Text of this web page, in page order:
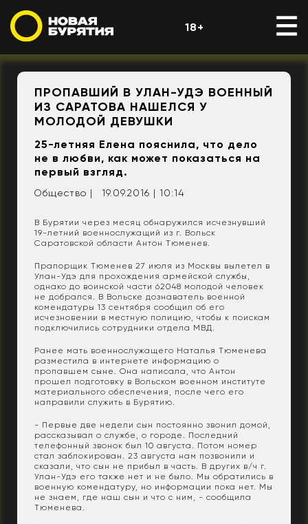
18+
ПРОПАВШИЙ В УЛАН-УДЭ ВОЕННЫЙ
ИЗ САРАТОВА НАШЕЛСЯ У
МОЛОДОЙ ДЕВУШКИ
25-летняя Елена пояснила, что дело
не в любви, как может показаться на
первый взгляд.
Общество | 19.09.2016 | 10:14
В Бурятии через месяц обнаружился исчезнувший
19-летний военнослужащий из г. Вольск
Саратовской области Антон Тюменев.
Прапорщик Тюменев 27 июля из Москвы вылетел в
Улан-Удэ для прохождения армейской службы,
однако до воинской части 62048 молодой человек
не добрался. В Вольске дознаватель военной
комендатуры 13 сентября сообщил об его
исчезновении в местную полицию, чтобы к поискам
подключились сотрудники отдела МВД.
Ранее мать военнослужащего Наталья Тюменева
разместила в интернете информацию о
пропавшем сыне. Она написала, что Антон
прошел подготовку в Вольском военном институте
материального обеспечения, после чего его
направили служить в Бурятию.
- Первые две недели сын постоянно звонил домой,
рассказывал о службе, о городе. Последний
телефонный звонок был 10 августа. Потом номер
стал заблокирован. 23 августа нам позвонили и
сказали, что сын не прибыл в часть. В других в/ч г.
Улан-Удэ его также нет и не было. Мы обратились в
военную комендатуру, но информации пока нет. Мы
не знаем, где наш сын и что с ним, - сообщила
Тюменева.